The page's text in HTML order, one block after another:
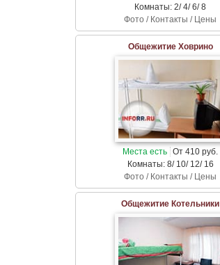
Комнаты: 2/ 4/ 6/ 8
Фото / Контакты / Цены
Общежитие Ховрино
Места есть От 410 руб.
Комнаты: 8/ 10/ 12/ 16
Фото / Контакты / Цены
Общежитие Котельники